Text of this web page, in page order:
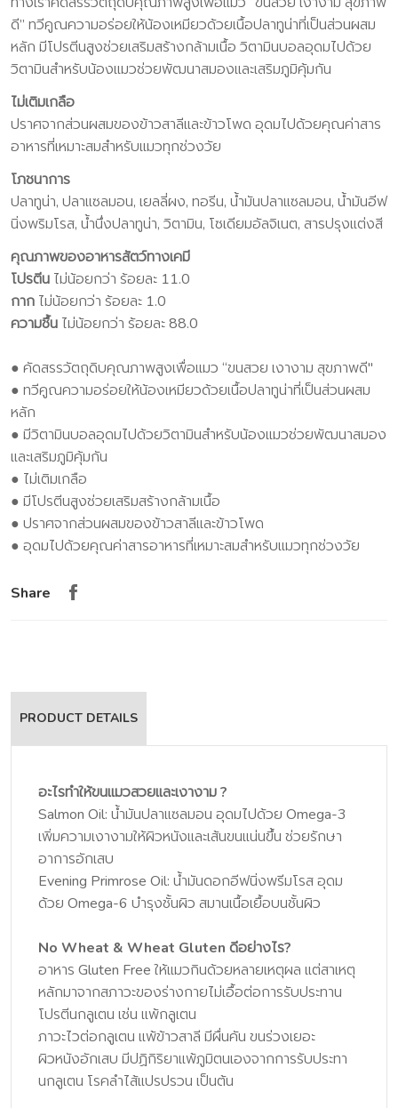
ดี” ทวีคูณความอร่อยให้น้องเหมียวด้วยเนื้อปลาทูน่าที่เป็นส่วนผสม
หลัก มีโปรตีนสูงช่วยเสริมสร้างกล้ามเนื้อ วิตามินบอลอุดมไปด้วย
วิตามินสำหรับน้องแมวช่วยพัฒนาสมองและเสริมภูมิคุ้มกัน
ไม่เติมเกลือ
ปราศจากส่วนผสมของข้าวสาลีและข้าวโพด อุดมไปด้วยคุณค่าสาร
อาหารที่เหมาะสมสำหรับแมวทุกช่วงวัย
โภชนาการ
ปลาทูน่า, ปลาแซลมอน, เยลลี่ผง, ทอรีน, น้ำมันปลาแซลมอน, น้ำมันอีฟ
นิ่งพริมโรส, น้ำนึ่งปลาทูน่า, วิตามิน, โซเดียมอัลจิเนต, สารปรุงแต่งสี
คุณภาพของอาหารสัตว์ทางเคมี
โปรตีน ไม่น้อยกว่า ร้อยละ 11.0
กาก ไม่น้อยกว่า ร้อยละ 1.0
ความชื้น ไม่น้อยกว่า ร้อยละ 88.0
● คัดสรรวัตถุดิบคุณภาพสูงเพื่อแมว “ขนสวย เงางาม สุขภาพดี"
● ทวีคูณความอร่อยให้น้องเหมียวด้วยเนื้อปลาทูน่าที่เป็นส่วนผสม
หลัก
● มีวิตามินบอลอุดมไปด้วยวิตามินสำหรับน้องแมวช่วยพัฒนาสมอง
และเสริมภูมิคุ้มกัน
● ไม่เติมเกลือ
● มีโปรตีนสูงช่วยเสริมสร้างกล้ามเนื้อ
● ปราศจากส่วนผสมของข้าวสาลีและข้าวโพด
● อุดมไปด้วยคุณค่าสารอาหารที่เหมาะสมสำหรับแมวทุกช่วงวัย
Share
PRODUCT DETAILS
อะไรทำให้ขนแมวสวยและเงางาม ?
Salmon Oil: น้ำมันปลาแซลมอน อุดมไปด้วย Omega-3
เพิ่มความเงางามให้ผิวหนังและเส้นขนแน่นขึ้น ช่วยรักษา
อาการอักเสบ
Evening Primrose Oil: น้ำมันดอกอีฟนิ่งพรีมโรส อุดม
ด้วย Omega-6 บำรุงชั้นผิว สมานเนื้อเยื้อบนชั้นผิว
No Wheat & Wheat Gluten ดีอย่างไร?
อาหาร Gluten Free ให้แมวกินด้วยหลายเหตุผล แต่สาเหตุ
หลักมาจากสภาวะของร่างกายไม่เอื้อต่อการรับประทาน
โปรตีนกลูเตน เช่น แพ้กลูเตน
ภาวะไวต่อกลูเตน แพ้ข้าวสาลี มีผื่นคัน ขนร่วงเยอะ
ผิวหนังอักเสบ มีปฏิกิริยาแพ้ภูมิตนเองจากการรับประทา
นกลูเตน โรคลำไส้แปรปรวน เป็นต้น